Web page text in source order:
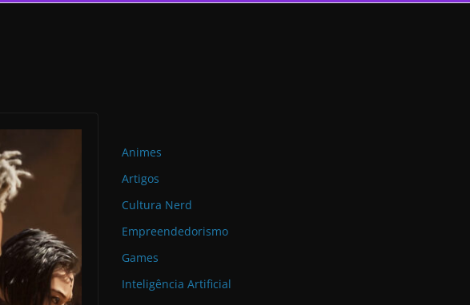
Animes
Artigos
Cultura Nerd
Empreendedorismo
Games
Inteligência Artificial